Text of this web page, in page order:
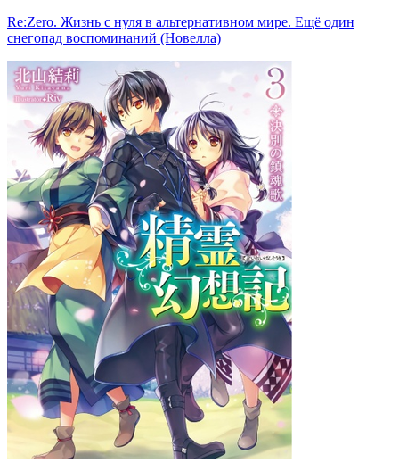
Re:Zero. Жизнь с нуля в альтернативном мире. Ещё один
снегопад воспоминаний (Новелла)